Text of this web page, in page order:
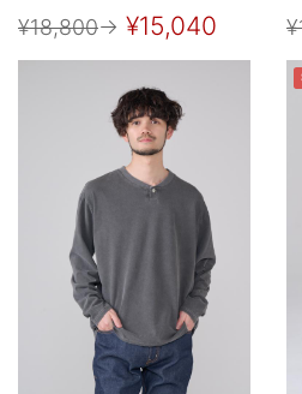
¥18,800→ ¥15,040